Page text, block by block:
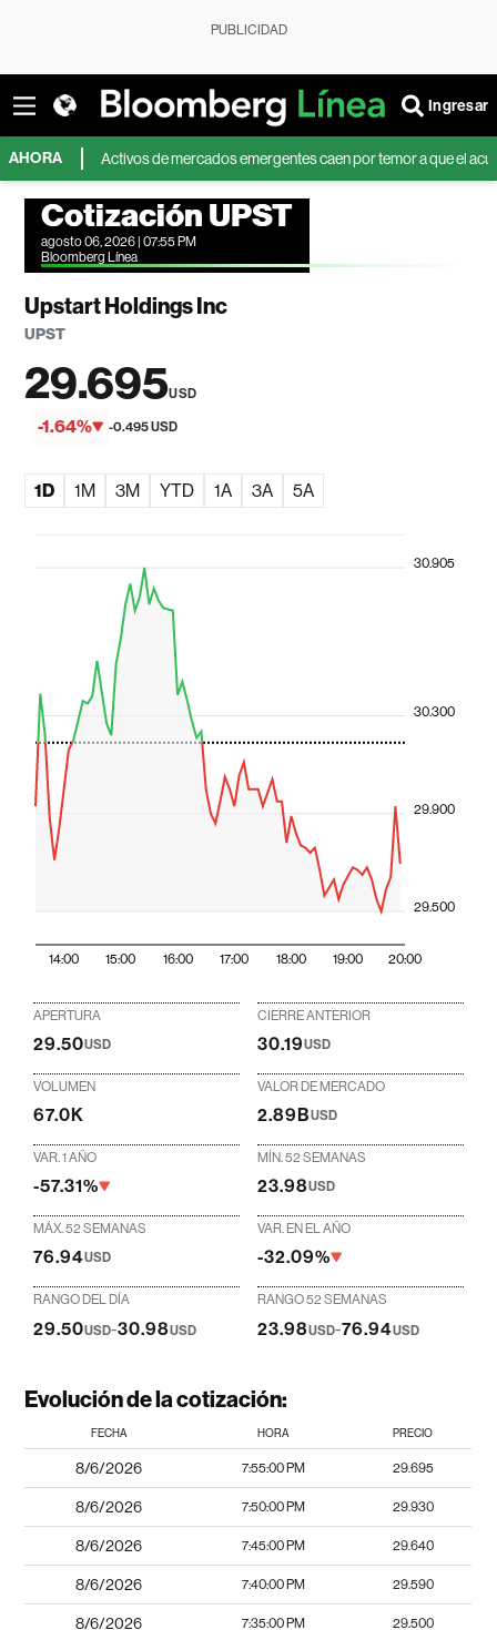
PUBLICIDAD
Ingresar
AHORAActivos de mercados emergentes caen por temor a que el acuerdo
Cotización UPST
agosto 06, 2026 | 07:55 PM
Bloomberg Línea
Upstart Holdings Inc
UPST
29.695USD
-1.64% -0.495 USD
1D 1M 3M YTD 1A 3A 5A
14:00 15:00 16:00 17:00 18:00 19:00 20:00
29.500
29.900
30.300
30.905
APERTURA
29.50USD
CIERRE ANTERIOR
30.19USD
VOLUMEN
67.0K
VALOR DE MERCADO
2.89BUSD
VAR. 1 AÑO
-57.31%
MÍN. 52 SEMANAS
23.98USD
MÁX. 52 SEMANAS
76.94USD
VAR. EN EL AÑO
-32.09%
RANGO DEL DÍA
29.50USD-30.98USD
RANGO 52 SEMANAS
23.98USD-76.94USD
Evolución de la cotización:
FECHA HORA PRECIO
8/6/2026 7:55:00 PM 29.695
8/6/2026 7:50:00 PM 29.930
8/6/2026 7:45:00 PM 29.640
8/6/2026 7:40:00 PM 29.590
8/6/2026 7:35:00 PM 29.500